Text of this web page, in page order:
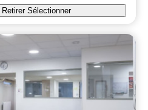
Retirer Sélectionner